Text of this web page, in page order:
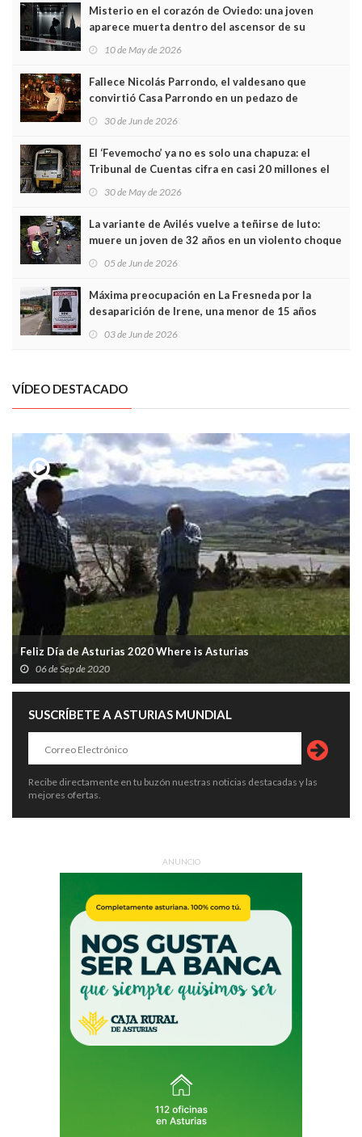
Misterio en el corazón de Oviedo: una joven
aparece muerta dentro del ascensor de su
edificio y las cámaras captan sus últimos minutos
10 de May de 2026
Fallece Nicolás Parrondo, el valdesano que
convirtió Casa Parrondo en un pedazo de
Asturias en Madrid
30 de Jun de 2026
El ‘Fevemocho’ ya no es solo una chapuza: el
Tribunal de Cuentas cifra en casi 20 millones el
sobrecoste de los trenes que no cabían por los
30 de May de 2026
La variante de Avilés vuelve a teñirse de luto:
muere un joven de 32 años en un violento choque
frontal
05 de Jun de 2026
Máxima preocupación en La Fresneda por la
desaparición de Irene, una menor de 15 años
03 de Jun de 2026
VÍDEO DESTACADO
Feliz Día de Asturias 2020 Where is Asturias
06 de Sep de 2020
SUSCRÍBETE A ASTURIAS MUNDIAL
Recibe directamente en tu buzón nuestras noticias destacadas y las
mejores ofertas.
ANUNCIO